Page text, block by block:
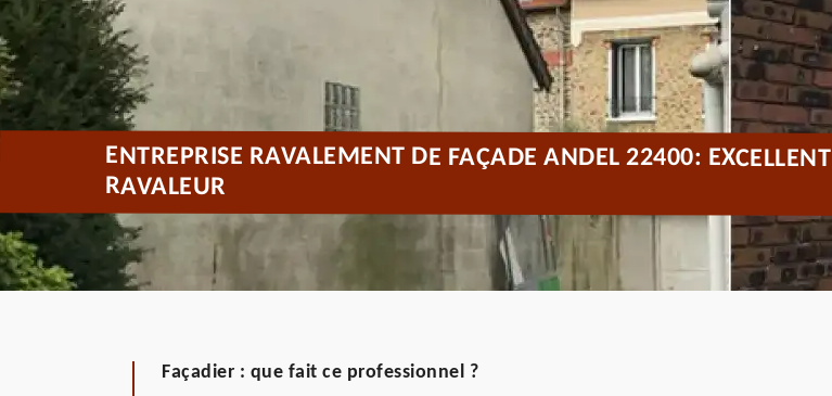
ENTREPRISE RAVALEMENT DE FAÇADE ANDEL 22400: EXCELLENT
RAVALEUR
Façadier : que fait ce professionnel ?